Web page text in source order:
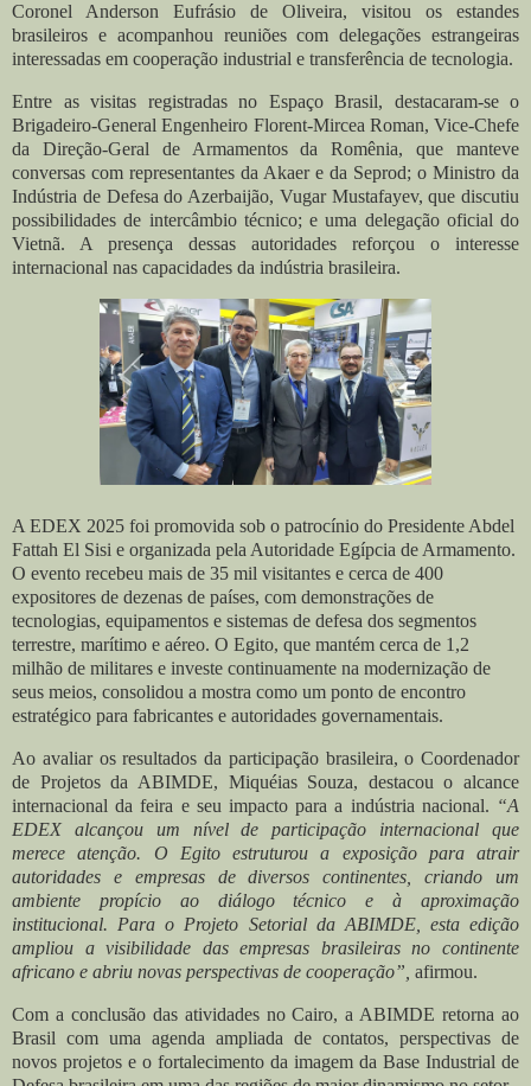
Coronel Anderson Eufrásio de Oliveira, visitou os estandes
brasileiros e acompanhou reuniões com delegações estrangeiras
interessadas em cooperação industrial e transferência de tecnologia.
Entre as visitas registradas no Espaço Brasil, destacaram-se o
Brigadeiro-General Engenheiro Florent-Mircea Roman, Vice-Chefe
da Direção-Geral de Armamentos da Romênia, que manteve
conversas com representantes da Akaer e da Seprod; o Ministro da
Indústria de Defesa do Azerbaijão, Vugar Mustafayev, que discutiu
possibilidades de intercâmbio técnico; e uma delegação oficial do
Vietnã. A presença dessas autoridades reforçou o interesse
internacional nas capacidades da indústria brasileira.
A EDEX 2025 foi promovida sob o patrocínio do Presidente Abdel
Fattah El Sisi e organizada pela Autoridade Egípcia de Armamento.
O evento recebeu mais de 35 mil visitantes e cerca de 400
expositores de dezenas de países, com demonstrações de
tecnologias, equipamentos e sistemas de defesa dos segmentos
terrestre, marítimo e aéreo. O Egito, que mantém cerca de 1,2
milhão de militares e investe continuamente na modernização de
seus meios, consolidou a mostra como um ponto de encontro
estratégico para fabricantes e autoridades governamentais.
Ao avaliar os resultados da participação brasileira, o Coordenador
de Projetos da ABIMDE, Miquéias Souza, destacou o alcance
internacional da feira e seu impacto para a indústria nacional. “A
EDEX alcançou um nível de participação internacional que
merece atenção. O Egito estruturou a exposição para atrair
autoridades e empresas de diversos continentes, criando um
ambiente propício ao diálogo técnico e à aproximação
institucional. Para o Projeto Setorial da ABIMDE, esta edição
ampliou a visibilidade das empresas brasileiras no continente
africano e abriu novas perspectivas de cooperação”, afirmou.
Com a conclusão das atividades no Cairo, a ABIMDE retorna ao
Brasil com uma agenda ampliada de contatos, perspectivas de
novos projetos e o fortalecimento da imagem da Base Industrial de